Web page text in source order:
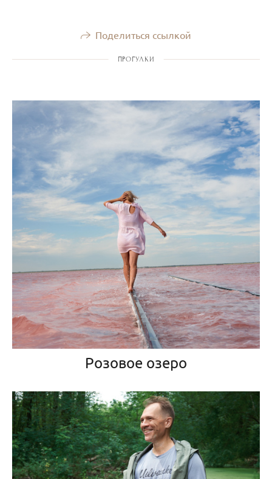
Поделиться ссылкой
ПРОГУЛКИ
Розовое озеро